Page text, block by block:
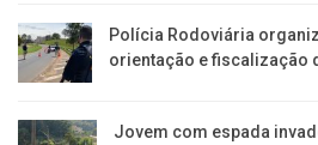
Polícia Rodoviária
orientação e fiscalização
Jovem com espada